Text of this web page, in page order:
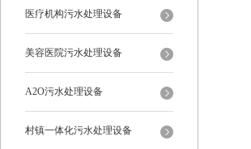
医疗机构污水处理设备
美容医院污水处理设备
A2O污水处理设备
村镇一体化污水处理设备